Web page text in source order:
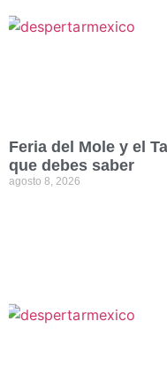
Feria del Mole y el
que debes saber
agosto 8, 2026